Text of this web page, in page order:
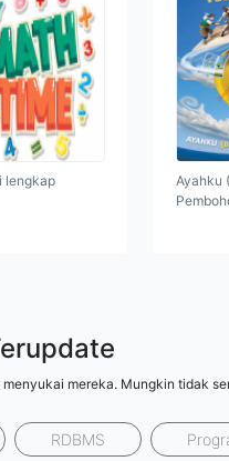
lengkap
Ayahku
mereka. Mungkin tidak
RDBMS